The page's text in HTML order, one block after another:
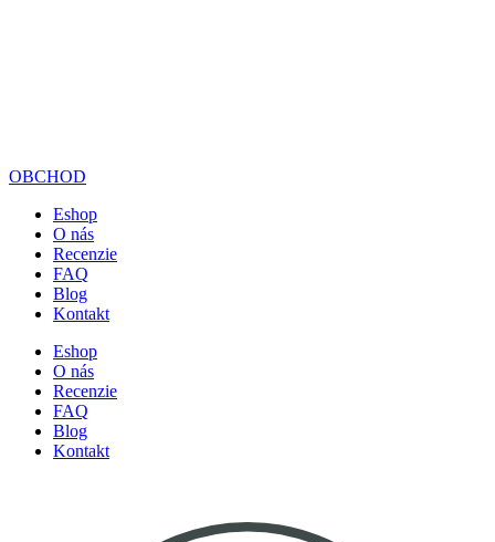
OBCHOD
Eshop
O nás
Recenzie
FAQ
Blog
Kontakt
Eshop
O nás
Recenzie
FAQ
Blog
Kontakt